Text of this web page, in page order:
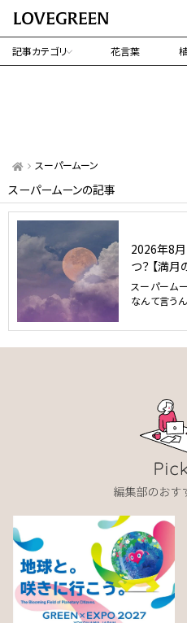
記事カテゴリ 花言葉
スーパームーン
スーパームーンの記事
2026年8
つ？ 【満月
スーパーム
なんて言う